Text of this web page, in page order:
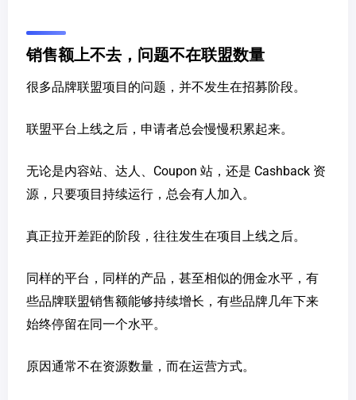
销售额上不去，问题不在联盟数量
很多品牌联盟项目的问题，并不发生在招募阶段。
联盟平台上线之后，申请者总会慢慢积累起来。
无论是内容站、达人、Coupon 站，还是 Cashback 资
源，只要项目持续运行，总会有人加入。
真正拉开差距的阶段，往往发生在项目上线之后。
同样的平台，同样的产品，甚至相似的佣金水平，有
些品牌联盟销售额能够持续增长，有些品牌几年下来
始终停留在同一个水平。
原因通常不在资源数量，而在运营方式。